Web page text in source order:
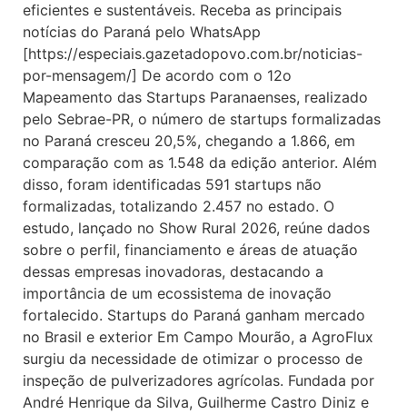
eficientes e sustentáveis. Receba as principais
notícias do Paraná pelo WhatsApp
[https://especiais.gazetadopovo.com.br/noticias-
por-mensagem/] De acordo com o 12o
Mapeamento das Startups Paranaenses, realizado
pelo Sebrae-PR, o número de startups formalizadas
no Paraná cresceu 20,5%, chegando a 1.866, em
comparação com as 1.548 da edição anterior. Além
disso, foram identificadas 591 startups não
formalizadas, totalizando 2.457 no estado. O
estudo, lançado no Show Rural 2026, reúne dados
sobre o perfil, financiamento e áreas de atuação
dessas empresas inovadoras, destacando a
importância de um ecossistema de inovação
fortalecido. Startups do Paraná ganham mercado
no Brasil e exterior Em Campo Mourão, a AgroFlux
surgiu da necessidade de otimizar o processo de
inspeção de pulverizadores agrícolas. Fundada por
André Henrique da Silva, Guilherme Castro Diniz e